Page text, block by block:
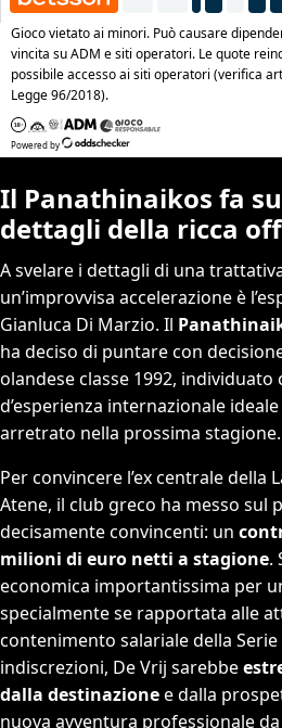
Il Panathinaikos fa
dettagli della ricca
A svelare i dettagli di una
un’improvvisa accelerazione è
Gianluca Di Marzio. Il
ha deciso di puntare con
olandese classe 1992,
d’esperienza internazionale
arretrato nella prossima stagione.
Per convincere l’ex centrale della
Atene, il club greco ha messo sul
decisamente convincenti: un
milioni di euro netti a stagione.
economica importantissima per
specialmente se rapportata alle
contenimento salariale della
indiscrezioni, De Vrij sarebbe
dalla destinazionee dalla
nuova avventura professionale